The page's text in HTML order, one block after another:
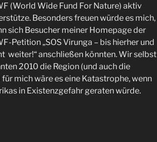
(World Wide Fund For Nature) aktiv
Besonders freuen würde es mich,
sich Besucher meiner Homepage der
Petition „SOS Virunga – bis hierher und
weiter!“ anschließen könnten. Wir selbst
2010 die Region (und auch die
mich wäre es eine Katastrophe, wenn
in Existenzgefahr geraten würde.